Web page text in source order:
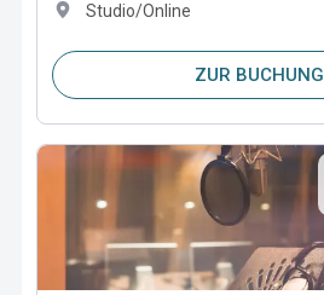
Studio/Online
ZUR BUCHUNG